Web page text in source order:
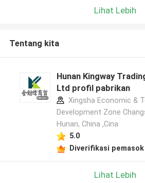
Lihat Lebih
Tentang kita
Hunan Kingway
Ltd profil pabrikan
Xingsha Economic &
Development Zone
Hunan, China ,Cina
5.0
Diverifikasi pemasok
Lihat Lebih